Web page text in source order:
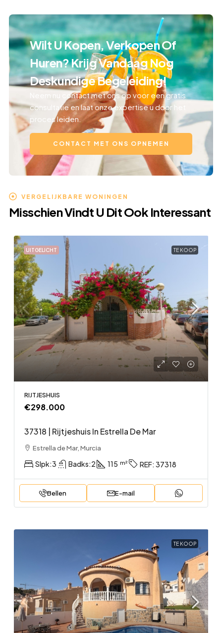
Wilt U Kopen, Verkopen Of
Huren? Krijg Vandaag Nog
Deskundige Begeleiding!
Neem nu contact met ons op voor een gratis
consultatie en laat onze expertise u door het
proces leiden.
CONTACT MET ONS OPNEMEN
VERGELIJKBARE WONINGEN
Misschien Vindt U Dit Ook Interessant
UITGELICHT TE KOOP
RIJTJESHUIS
€298.000
37318 | Rijtjeshuis In Estrella De Mar
Estrella de Mar, Murcia
Slpk:3 Badks:2 115 REF: 37318
Bellen E-mail
TE KOOP